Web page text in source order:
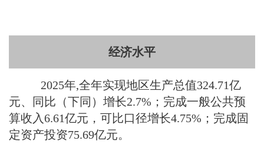
经济水平
2025年,全年实现地区生产总值324.71亿
元、同比（下同）增长2.7%；完成一般公共预
算收入6.61亿元，可比口径增长4.75%；完成固
定资产投资75.69亿元。